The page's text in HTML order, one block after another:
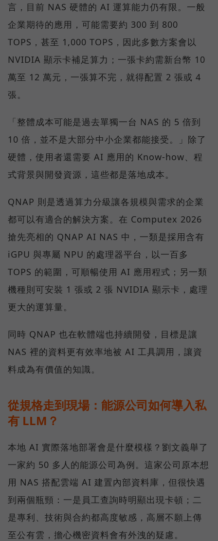
言，目前 NAS 硬體的 AI 運算能力仍有限。一般
企業期待的應用，可能需要約 300 到 800
TOPS，甚至 1,000 TOPS，因此多數方案會以
NVIDIA 顯示卡補足算力；一張卡約需新台幣 10
萬至 12 萬元，一張算不完，就得配置 2 張或 4
張。
「整體成本可能是過去單獨一台 NAS 的 5 倍到
10 倍，並不是大部分中小企業都能接受。」除了
硬體，使用者還需要 AI 應用的 Know-how、程
式背景與開發資源，這些都是落地成本。
QNAP 則是透過算力分級讓各規模與需求的企業
都可以有適合的解決方案。在 Computex 2026
搶先亮相的 QNAP AI NAS 中，一類是採用含有
iGPU 與專屬 NPU 的處理器平台，以一百多
TOPS 的範圍，可順暢使用 AI 應用程式；另一類
機種則可安裝 1 張或 2 張 NVIDIA 顯示卡，處理
更大的運算量。
同時 QNAP 也在軟體端也持續開發，目標是讓
NAS 裡的資料更有效率地被 AI 工具調用，讓資
料成為有價值的知識。
從規格走到現場：能源公司如何導入私
有 LLM？
本地 AI 實際落地部署會是什麼模樣？劉文義舉了
一家約 50 多人的能源公司為例。這家公司原本想
用 NAS 搭配雲端 AI 建置內部資料庫，但很快遇
到兩個瓶頸：一是員工查詢時明顯出現卡頓；二
是專利、技術與合約都高度敏感，高層不願上傳
至公有雲，擔心機密資料會有外洩的疑慮。